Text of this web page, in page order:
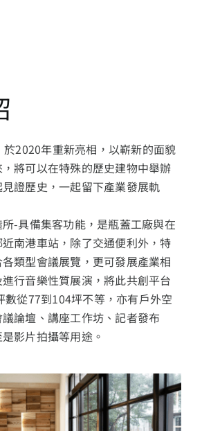
2020年重新亮相，以嶄新的面貌
將可以在特殊的歷史建物中舉辦
證歷史，一起留下產業發展軌
-具備集客功能，是瓶蓋工廠與在
南港車站，除了交通便利外，特
類型會議展覽，更可發展產業相
行音樂性質展演，將此共創平台
數從77到104坪不等，亦有戶外空
論壇、講座工作坊、記者發布
影片拍攝等用途。